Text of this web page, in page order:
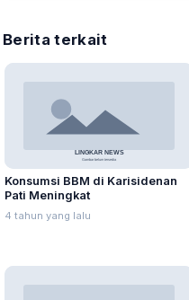
Berita terkait
Konsumsi BBM di Karisidenan
Pati Meningkat
4 tahun yang lalu